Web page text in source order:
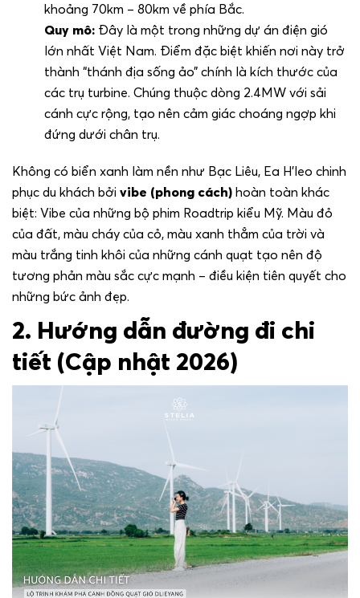
khoảng 70km – 80km về phía Bắc.
Quy mô: Đây là một trong những dự án điện gió
lớn nhất Việt Nam. Điểm đặc biệt khiến nơi này trở
thành “thánh địa sống ảo” chính là kích thước của
các trụ turbine. Chúng thuộc dòng 2.4MW với sải
cánh cực rộng, tạo nên cảm giác choáng ngợp khi
đứng dưới chân trụ.
Không có biển xanh làm nền như Bạc Liêu, Ea H’leo chinh
phục du khách bởi vibe (phong cách) hoàn toàn khác
biệt: Vibe của những bộ phim Roadtrip kiểu Mỹ. Màu đỏ
của đất, màu cháy của cỏ, màu xanh thẳm của trời và
màu trắng tinh khôi của những cánh quạt tạo nên độ
tương phản màu sắc cực mạnh – điều kiện tiên quyết cho
những bức ảnh đẹp.
2. Hướng dẫn đường đi chi
tiết (Cập nhật 2026)